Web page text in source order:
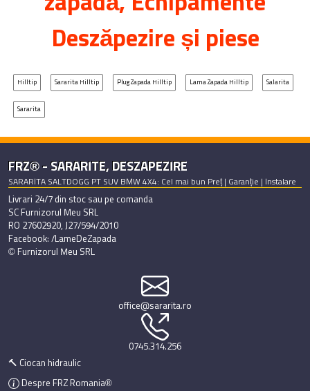
Deszăpezire și piese
Hilltip Sararita Hilltip Plug Zapada Hilltip Lama Zapada Hilltip Salarita
Sararita
FRZ® - SARARITE, DESZAPEZIRE
SARARITA SALTDOGG PT SUV BMW 4X4: Cel mai bun Preț | Garanție | Instalare
Livrari 24/7 din stoc sau pe comanda
SC Furnizorul Meu SRL
RO 27602920, J27/594/2010
Facebook: /LameDeZapada
© Furnizorul Meu SRL
office@sararita.ro
0745.314.256
🔨 Ciocan hidraulic
Despre FRZ Romania®